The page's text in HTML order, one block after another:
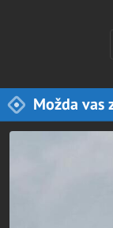
Možda vas